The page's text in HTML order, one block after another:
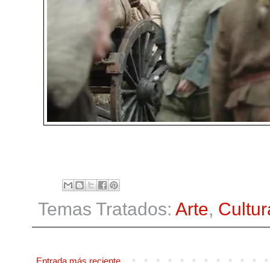
Temas Tratados: Arte,
Entrada más reciente